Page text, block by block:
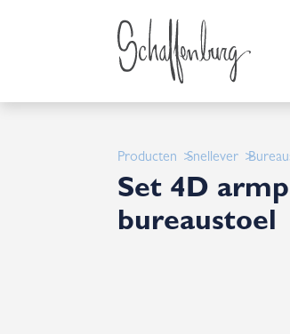
Producten Snellever
Set 4D
bureaustoel